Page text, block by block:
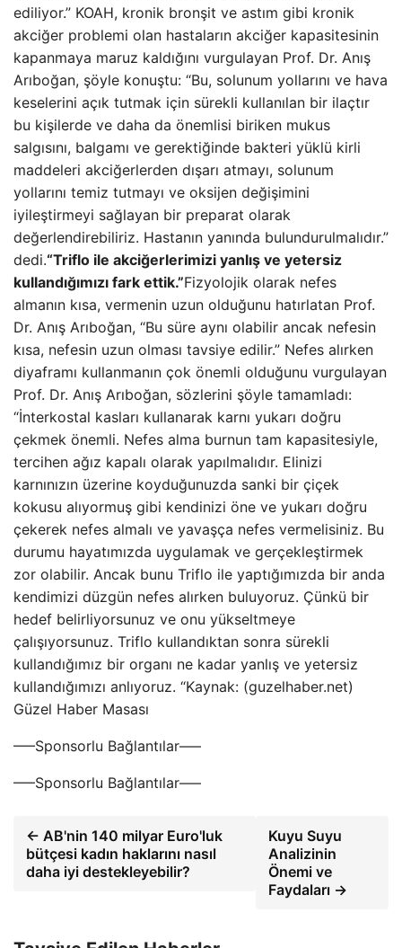
ediliyor.” KOAH, kronik bronşit ve astım gibi kronik
akciğer problemi olan hastaların akciğer kapasitesinin
kapanmaya maruz kaldığını vurgulayan Prof. Dr. Anış
Arıboğan, şöyle konuştu: “Bu, solunum yollarını ve hava
keselerini açık tutmak için sürekli kullanılan bir ilaçtır
bu kişilerde ve daha da önemlisi biriken mukus
salgısını, balgamı ve gerektiğinde bakteri yüklü kirli
maddeleri akciğerlerden dışarı atmayı, solunum
yollarını temiz tutmayı ve oksijen değişimini
iyileştirmeyi sağlayan bir preparat olarak
değerlendirebiliriz. Hastanın yanında bulundurulmalıdır.”
dedi.“Triflo ile akciğerlerimizi yanlış ve yetersiz
kullandığımızı fark ettik.”Fizyolojik olarak nefes
almanın kısa, vermenin uzun olduğunu hatırlatan Prof.
Dr. Anış Arıboğan, “Bu süre aynı olabilir ancak nefesin
kısa, nefesin uzun olması tavsiye edilir.” Nefes alırken
diyaframı kullanmanın çok önemli olduğunu vurgulayan
Prof. Dr. Anış Arıboğan, sözlerini şöyle tamamladı:
“İnterkostal kasları kullanarak karnı yukarı doğru
çekmek önemli. Nefes alma burnun tam kapasitesiyle,
tercihen ağız kapalı olarak yapılmalıdır. Elinizi
karnınızın üzerine koyduğunuzda sanki bir çiçek
kokusu alıyormuş gibi kendinizi öne ve yukarı doğru
çekerek nefes almalı ve yavaşça nefes vermelisiniz. Bu
durumu hayatımızda uygulamak ve gerçekleştirmek
zor olabilir. Ancak bunu Triflo ile yaptığımızda bir anda
kendimizi düzgün nefes alırken buluyoruz. Çünkü bir
hedef belirliyorsunuz ve onu yükseltmeye
çalışıyorsunuz. Triflo kullandıktan sonra sürekli
kullandığımız bir organı ne kadar yanlış ve yetersiz
kullandığımızı anlıyoruz. “Kaynak: (guzelhaber.net)
Güzel Haber Masası
—–Sponsorlu Bağlantılar—–
—–Sponsorlu Bağlantılar—–
← AB'nin 140 milyar Euro'luk
bütçesi kadın haklarını nasıl
daha iyi destekleyebilir?
Kuyu Suyu
Analizinin
Önemi ve
Faydaları →